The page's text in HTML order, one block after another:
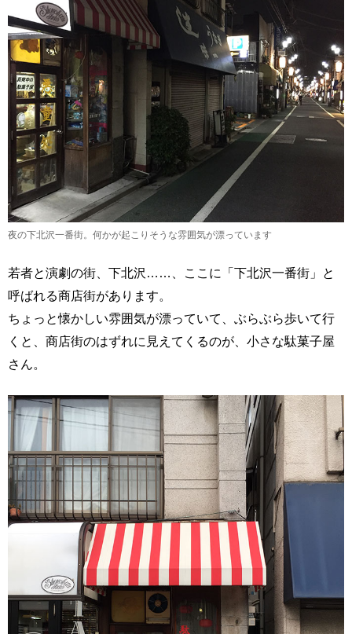
夜の下北沢一番街。何かが起こりそうな雰囲気が漂っています
若者と演劇の街、下北沢……、ここに「下北沢一番街」と
呼ばれる商店街があります。
ちょっと懐かしい雰囲気が漂っていて、ぶらぶら歩いて行
くと、商店街のはずれに見えてくるのが、小さな駄菓子屋
さん。